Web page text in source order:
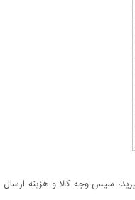
سپس وجه کالا و هزینه ارسال